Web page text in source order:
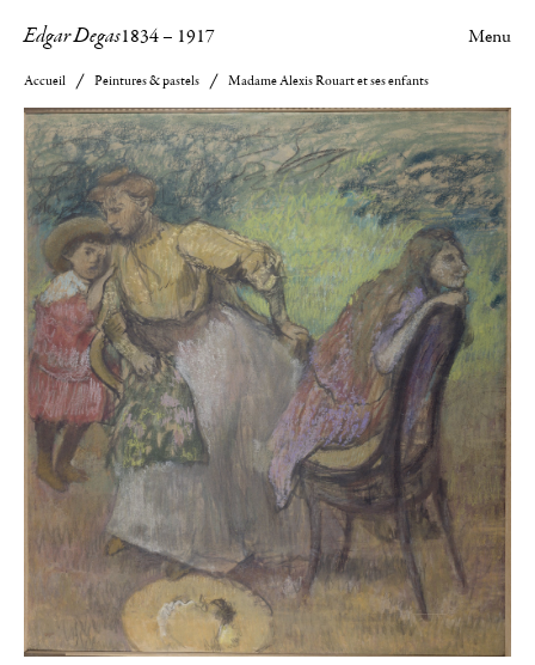
Edgar Degas1834– 1917 Menu
Accueil Peintures & pastels Madame Alexis Rouart et ses enfants